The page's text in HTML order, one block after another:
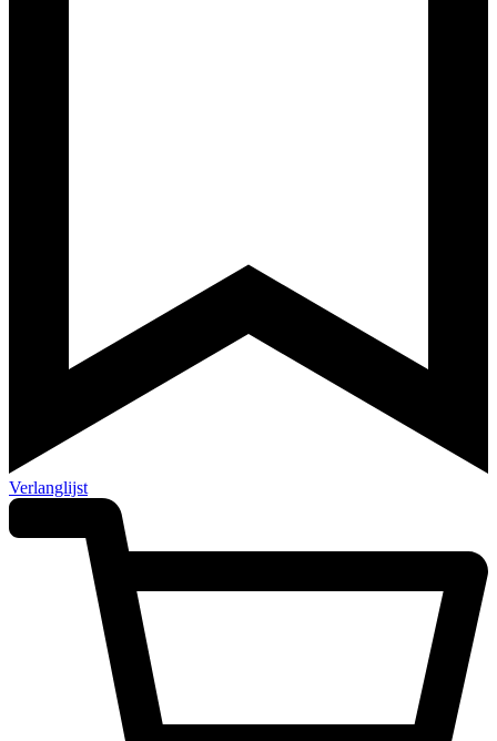
Verlanglijst